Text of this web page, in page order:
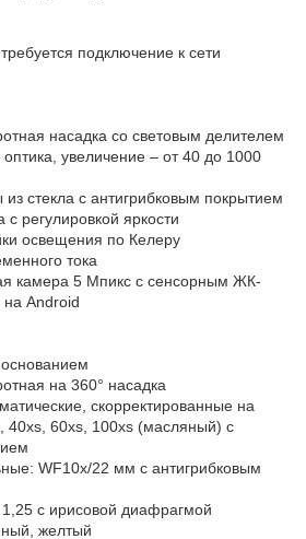
подключение к сети
насадка со световым делителем
увеличение – от 40 до 1000
стекла с антигрибковым покрытием
с регулировкой яркости
освещения по Келеру
тока
камера 5 Мпикс с сенсорным ЖК-
Android
на 360° насадка
скорректированные на
40xs, 60xs, 100xs (масляный) с
WF10x/22 мм с антигрибковым
с ирисовой диафрагмой
желтый